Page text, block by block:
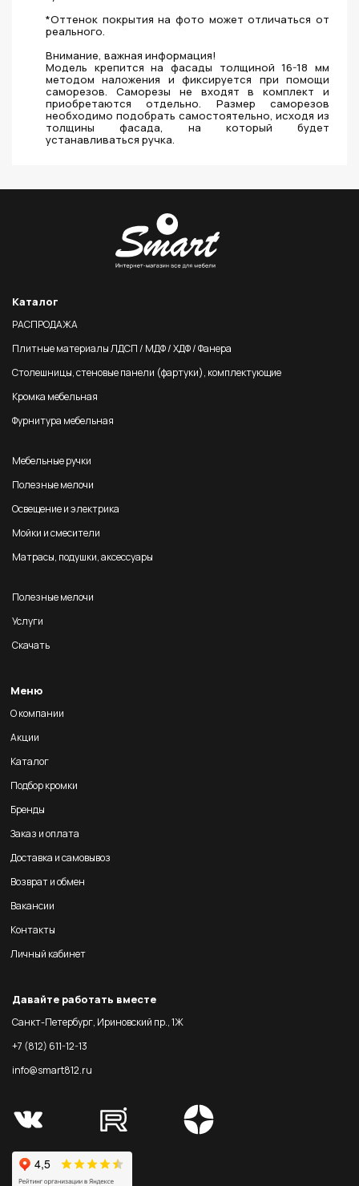
*Оттенок покрытия на фото может отличаться от
реального.
Внимание, важная информация!
Модель крепится на фасады толщиной 16-18 мм
методом наложения и фиксируется при помощи
саморезов. Саморезы не входят в комплект и
приобретаются отдельно. Размер саморезов
необходимо подобрать самостоятельно, исходя из
толщины фасада, на который будет
устанавливаться ручка.
Каталог
РАСПРОДАЖА
Плитные материалы ЛДСП / МДФ / ХДФ / Фанера
Столешницы, стеновые панели (фартуки), комплектующие
Кромка мебельная
Фурнитура мебельная
Мебельные ручки
Полезные мелочи
Освещение и электрика
Мойки и смесители
Матрасы, подушки, аксессуары
Полезные мелочи
Услуги
Скачать
Меню
О компании
Акции
Каталог
Подбор кромки
Бренды
Заказ и оплата
Доставка и самовывоз
Возврат и обмен
Вакансии
Контакты
Личный кабинет
Давайте работать вместе
Санкт-Петербург, Ириновский пр., 1Ж
+7 (812) 611-12-13
info@smart812.ru